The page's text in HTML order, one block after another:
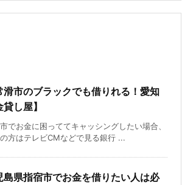
滑市のブラックでも借りれる！愛知
し屋】
でお金に困っててキャッシングしたい場合、
方はテレビCMなどで見る銀行 ...
島県指宿市でお金を借りたい人は必